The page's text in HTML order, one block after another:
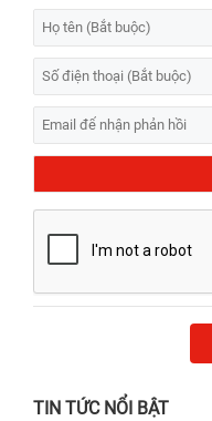
TIN TỨC NỔI BẬT